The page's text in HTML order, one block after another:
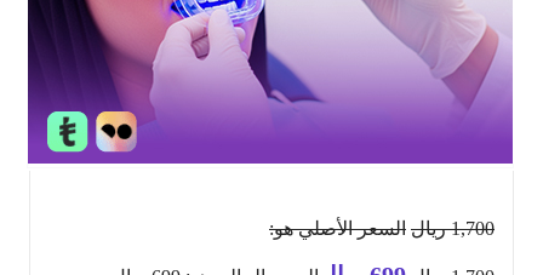
1,700 ريال السعر الأصلي هو: